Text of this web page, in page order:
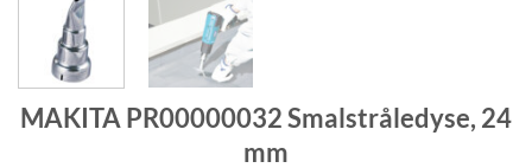
MAKITA PR00000032 Smalstråledyse, 24
mm